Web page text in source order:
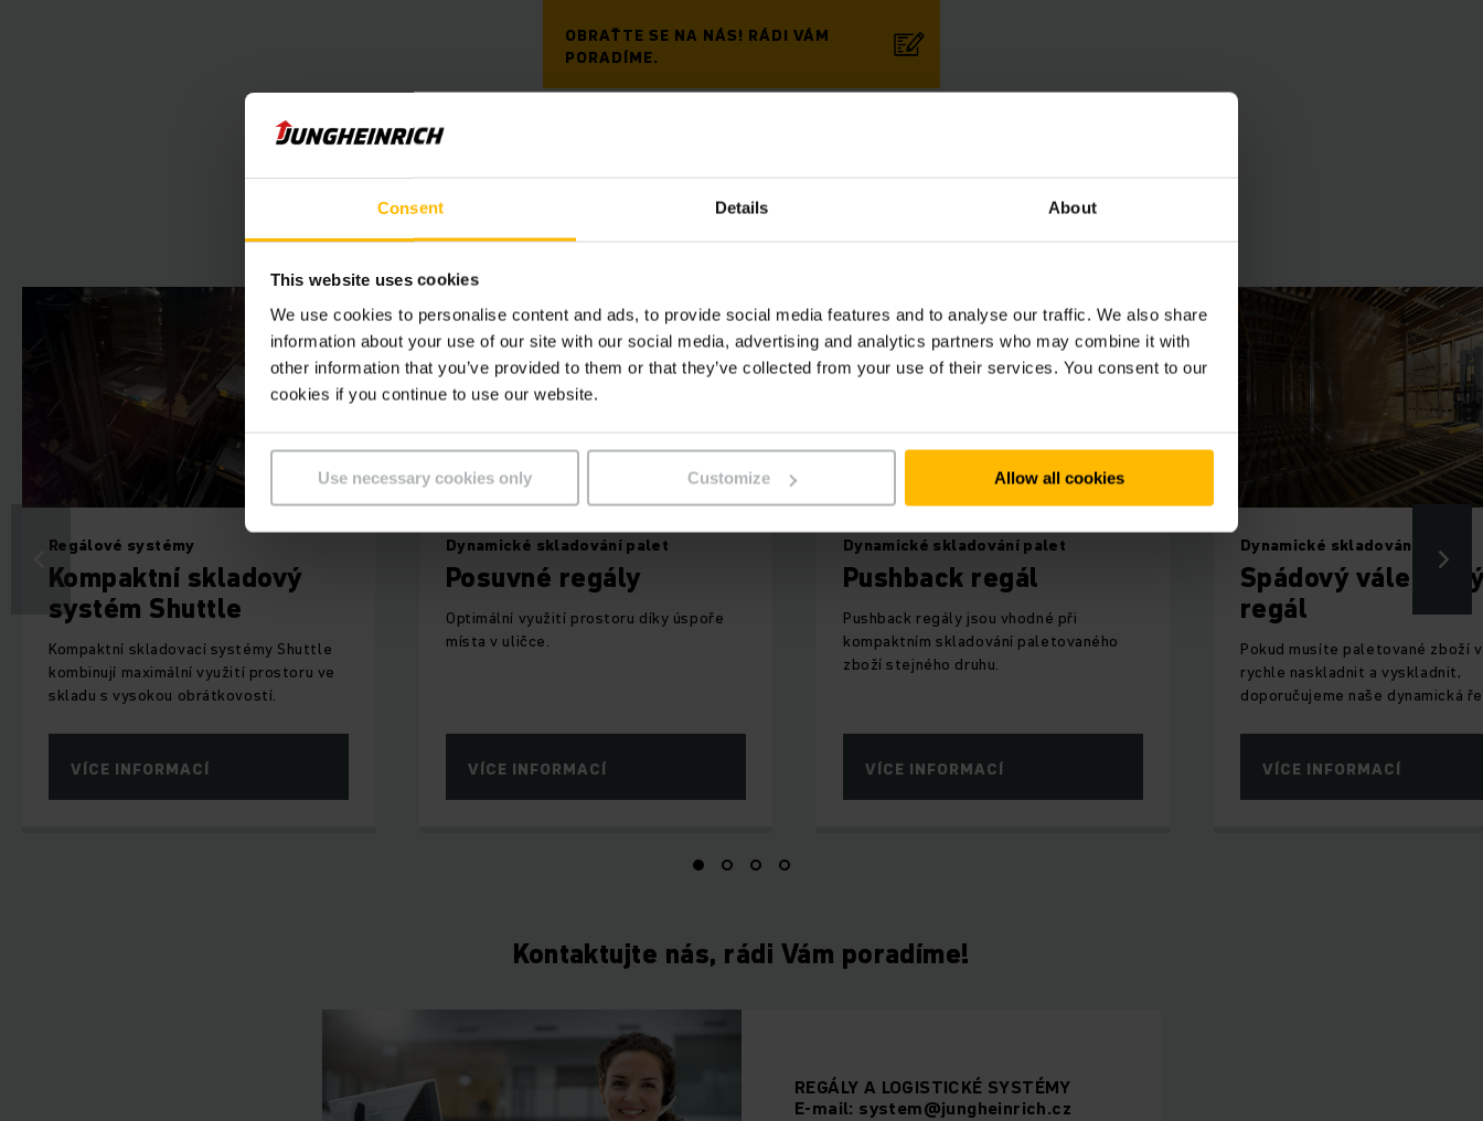
Consent Details About
This website uses cookies
We use cookies to personalise content and ads, to provide social media features and to analyse our traffic. We also share
information about your use of our site with our social media, advertising and analytics partners who may combine it with
other information that you’ve provided to them or that they’ve collected from your use of their services. You consent to our
cookies if you continue to use our website.
Use necessary cookies only Customize Allow all cookies
OBRAŤTE SE NA NÁS! RÁDI VÁM
PORADÍME.
Dynamické skladování palet
Regálové systémy
Kompaktní skladový
systém Shuttle
Kompaktní skladovací systémy Shuttle
kombinují maximální využití prostoru ve
skladu s vysokou obrátkovostí.
VÍCE INFORMACÍ
Dynamické skladování palet
Posuvné regály
Optimální využití prostoru díky úspoře
místa v uličce.
VÍCE INFORMACÍ
Dynamické skladování palet
Pushback regál
Pushback regály jsou vhodné při
kompaktním skladování paletovaného
zboží stejného druhu.
VÍCE INFORMACÍ
Dynamické skladování palet
Spádový
regál
Pokud musíte paletované zboží
rychle naskladnit a vyskladnit,
doporučujeme naše dynamická
VÍCE INFORMACÍ
Kontaktujte nás, rádi Vám poradíme!
REGÁLY A LOGISTICKÉ SYSTÉMY
E-mail: system@jungheinrich.cz